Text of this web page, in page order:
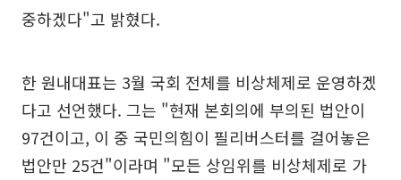
중하겠다"고 밝혔다.
한 원내대표는 3월 국회 전체를 비상체제로 운영하겠
다고 선언했다. 그는 "현재 본회의에 부의된 법안이
97건이고, 이 중 국민의힘이 필리버스터를 걸어놓은
법안만 25건"이라며 "모든 상임위를 비상체제로 가